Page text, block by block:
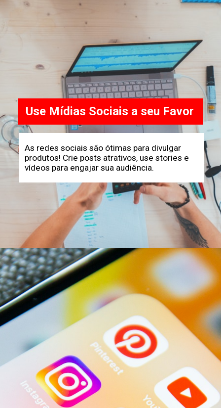
As redes sociais são ótimas para divulgar
produtos! Crie posts atrativos, use stories e
vídeos para engajar sua audiência.
Use Mídias Sociais a seu Favor
Opening